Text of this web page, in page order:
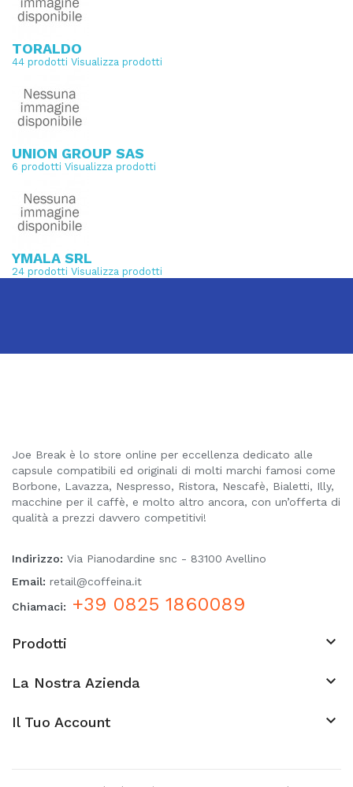
TORALDO
44 prodotti Visualizza prodotti
UNION GROUP SAS
6 prodotti Visualizza prodotti
YMALA SRL
24 prodotti Visualizza prodotti
Joe Break è lo store online per eccellenza dedicato alle
capsule compatibili ed originali di molti marchi famosi come
Borbone, Lavazza, Nespresso, Ristora, Nescafè, Bialetti, Illy,
macchine per il caffè, e molto altro ancora, con un’offerta di
qualità a prezzi davvero competitivi!
Indirizzo: Via Pianodardine snc - 83100 Avellino
Email: retail@coffeina.it
Chiamaci:
+39 0825 1860089
Prodotti 
La Nostra Azienda 
Il Tuo Account keyboard_arrow_down